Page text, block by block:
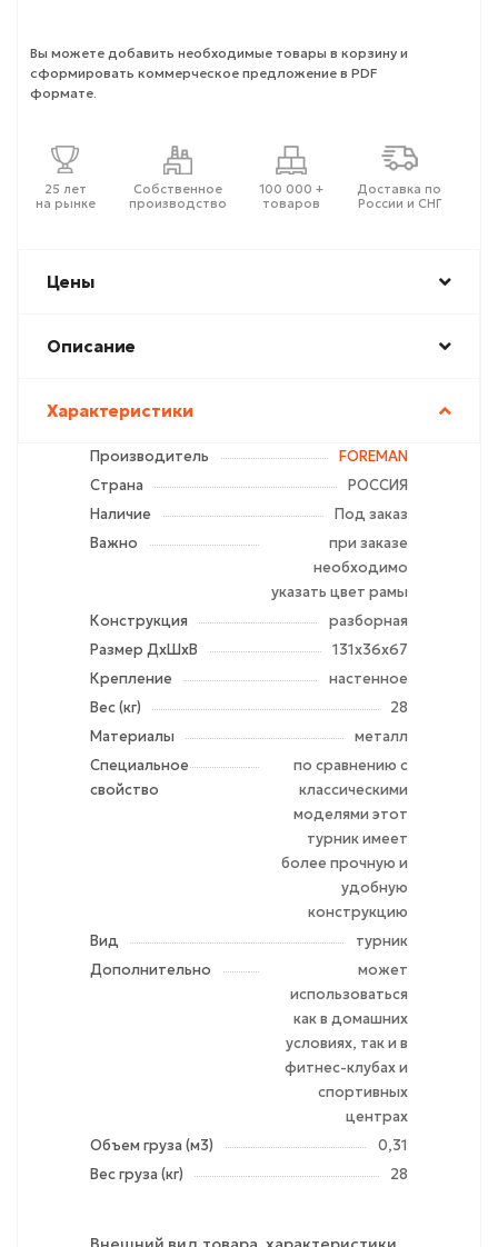
Вы можете добавить необходимые товары в корзину и
сформировать коммерческое предложение в PDF
формате.
25 лет
на рынке
Собственное
производство
100 000 +
товаров
Доставка по
России и СНГ
Цены
Описание
Характеристики
Производитель
FOREMAN
Страна
РОССИЯ
Наличие
Под заказ
Важно
при заказе
необходимо
указать цвет рамы
Конструкция
разборная
Размер ДхШхВ
131х36х67
Крепление
настенное
Вес (кг)
28
Материалы
металл
Специальное
свойство
по сравнению с
классическими
моделями этот
турник имеет
более прочную и
удобную
конструкцию
Вид
турник
Дополнительно
может
использоваться
как в домашних
условиях, так и в
фитнес-клубах и
спортивных
центрах
Объем груза (м3)
0,31
Вес груза (кг)
28